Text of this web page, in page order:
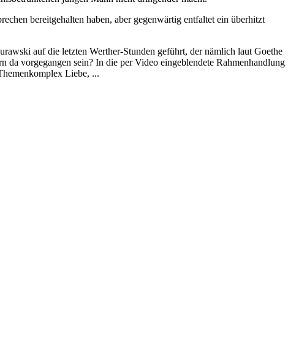
bereitgehalten haben, aber gegenwärtig entfaltet ein überhitzt
auf die letzten Werther-Stunden geführt, der nämlich laut Goethe
da vorgegangen sein? In die per Video eingeblendete Rahmenhandlung
Liebe, ...